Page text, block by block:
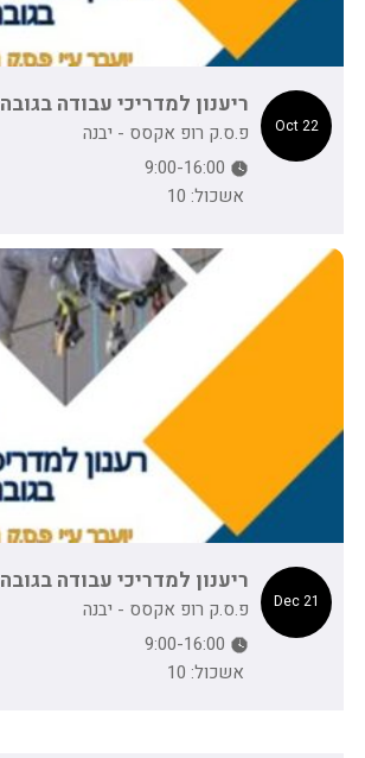
22 Oct
ריענון למדריכי עבודה בגובה
פ.ס.ק רופ אקסס - יבנה
אשכול: 10
21 Dec
ריענון למדריכי עבודה בגובה
פ.ס.ק רופ אקסס - יבנה
אשכול: 10